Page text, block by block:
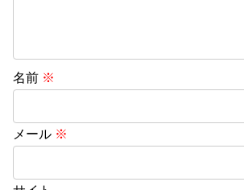
名前 ※
メール ※